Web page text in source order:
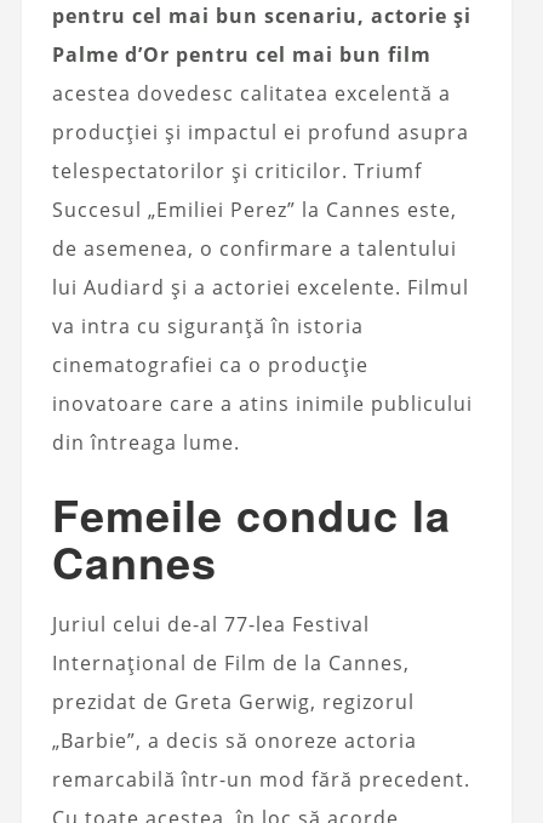
pentru cel mai bun scenariu, actorie și
Palme d’Or pentru cel mai bun film
acestea dovedesc calitatea excelentă a
producției și impactul ei profund asupra
telespectatorilor și criticilor. Triumf
Succesul „Emiliei Perez” la Cannes este,
de asemenea, o confirmare a talentului
lui Audiard și a actoriei excelente. Filmul
va intra cu siguranță în istoria
cinematografiei ca o producție
inovatoare care a atins inimile publicului
din întreaga lume.
Femeile conduc la
Cannes
Juriul celui de-al 77-lea Festival
Internațional de Film de la Cannes,
prezidat de Greta Gerwig, regizorul
„Barbie”, a decis să onoreze actoria
remarcabilă într-un mod fără precedent.